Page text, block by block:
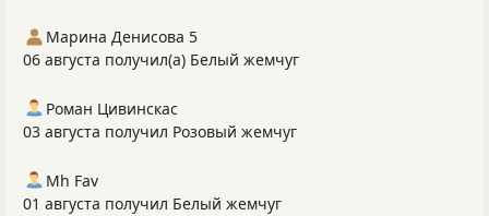
Марина Денисова 5
06 августа получил(а) Белый жемчуг
Роман Цивинскас
03 августа получил Розовый жемчуг
Mh Fav
01 августа получил Белый жемчуг